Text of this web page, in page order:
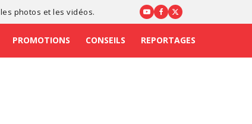
, les photos et les vidéos.
PROMOTIONS CONSEILS REPORTAGES